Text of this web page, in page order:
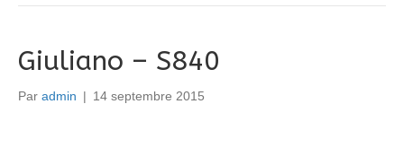
Giuliano – S840
Par admin | 14 septembre 2015